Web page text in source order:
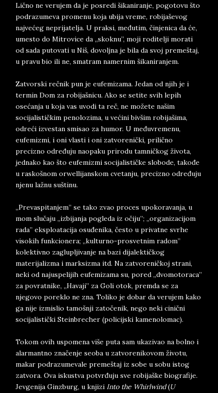
Lično ne verujem da je posredi šikaniranje, pogotovu što
podrazumeva promenu koja ubija vreme, robijaševog
najvećeg neprijatelja. U praksi, međutim, činjenica da će,
umesto do Mitrovice da „skoknu”, moji roditelji morati
od sada putovati u Niš, dovoljna je bila da svoj premeštaj,
u pravu bio ili ne, smatram namernim šikaniranjem.
Zatvorski rečnik pun je eufemizama. Jedan od njih je i
termin Dom za robijašnicu. Ako se setite svih lepih
osećanja u koja vas uvodi ta reč, ne možete našim
socijalističkim penolozima, u većini bivšim robijašima,
odreći izvestan smisao za humor. U međuvremenu,
eufemizmi, i oni vlasti i oni zatvorenički, prilično
precizno određuju naopaku prirodu tamničkog života,
jednako kao što eufemizmi socijalističke slobode, takođe
u raskošnom orwellijanskom cvetanju, precizno određuju
njenu lažnu suštinu.
„Prevaspitanjem” se tako zvao proces upokoravanja, u
mom slučaju „izbijanja pogleda iz očiju”; „organizacijom
rada” eksploatacija osuđenika, često u privatne svrhe
visokih funkcionera; „kulturno-prosvetnim radom”
kolektivno zaglupljivanje na bazi dijalektičkog
materijalizma i marksizma itd. Na zatvoreničkoj strani,
neki od najuspelijih eufemizama su, pored „dvomotoraca”
za povratnike, „Havaji” za Goli otok, premda se za
njegovo poreklo ne zna. Toliko je dobar da verujem kako
ga nije izmislio tamošnji zatočenik, nego neki cinični
socijalistički Steinbrecher (policijski kamenolomac).
Tokom ovih uspomena više puta sam ukazivao na bolno i
alarmantno značenje seoba u zatvorenikovom životu,
makar podrazumevale premeštaj iz sobe u sobu istog
zatvora. Ova iskustva potvrđuju sve robijaške biografije.
Jevgenija Ginzburg, u knjizi Into the Whirlwind(U